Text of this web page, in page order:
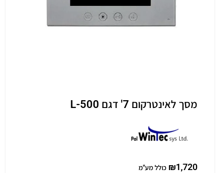
מסך לאינטרקום 7' דגם L-500
₪1,720 כולל מע"מ